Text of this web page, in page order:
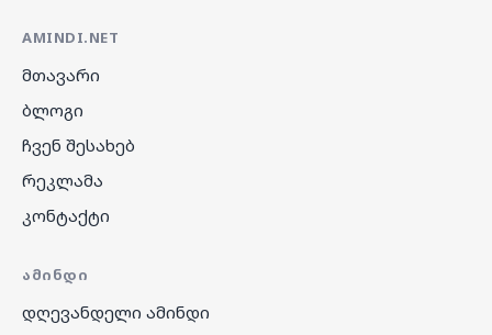
AMINDI.NET
მთავარი
ბლოგი
ჩვენ შესახებ
რეკლამა
კონტაქტი
ᲐᲛᲘᲜᲓᲘ
დღევანდელი ამინდი